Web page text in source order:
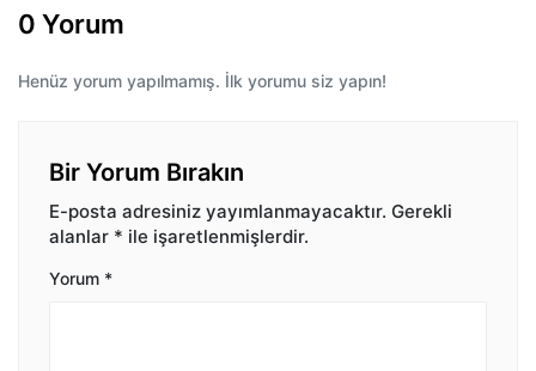
0 Yorum
Henüz yorum yapılmamış. İlk yorumu siz yapın!
Bir Yorum Bırakın
E-posta adresiniz yayımlanmayacaktır. Gerekli
alanlar * ile işaretlenmişlerdir.
Yorum *